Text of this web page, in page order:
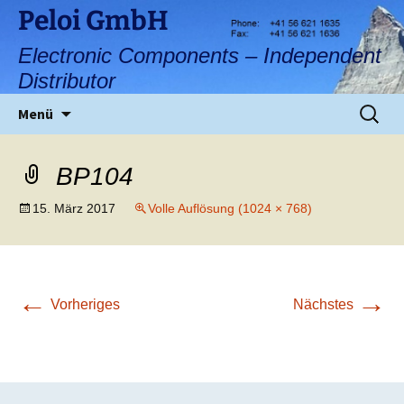
Zum
Inhalt
springen
Peloi GmbH
Electronic Components – Independent
Distributor
Menü
Suchen
nach:
BP104
15. März 2017 Volle Auflösung (1024 × 768)
← Vorheriges Nächstes →